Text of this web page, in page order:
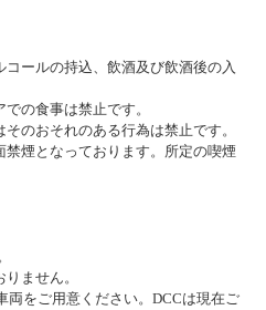
せ
ールの持込、飲酒及び飲酒後の入
の食事は禁止です。
のおそれのある行為は禁止です。
煙となっております。所定の喫煙
ません。
両をご用意ください。DCCは現在ご